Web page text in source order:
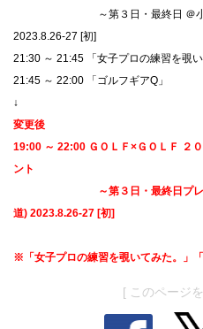
～第３日・最終日 ＠小樽カ
2023.8.26-27 [初]
21:30 ～ 21:45 「女子プロの練習を覗
21:45 ～ 22:00 「ゴルフギアQ」
↓
変更後
19:00 ～ 22:00 ＧＯＬＦ×ＧＯＬＦ ２
ント
～第３日・最終日プレーオフ
道) 2023.8.26-27 [初]
※「女子プロの練習を覗いてみた。」
[ このページ